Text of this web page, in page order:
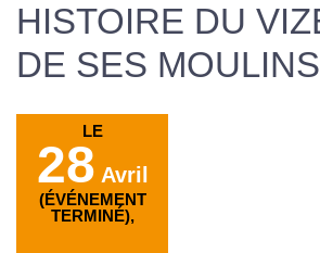
HISTOIRE DU
DE SES MOULINS
LE
28 Avril
(ÉVÉNEMENT
TERMINÉ),